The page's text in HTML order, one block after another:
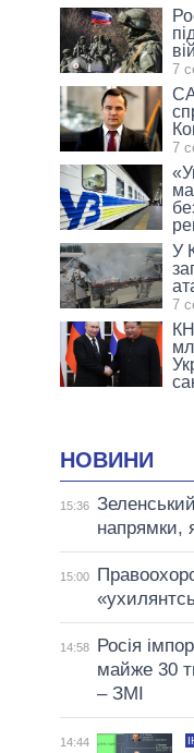
7
7
У
7
НОВИНИ
15:36
напрямки,
15:00
14:58
Росія
майже 30
– ЗМІ
14:44